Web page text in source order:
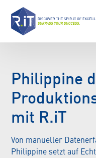
Philippine
mit R.iT
Von manueller
Philippine setzt auf